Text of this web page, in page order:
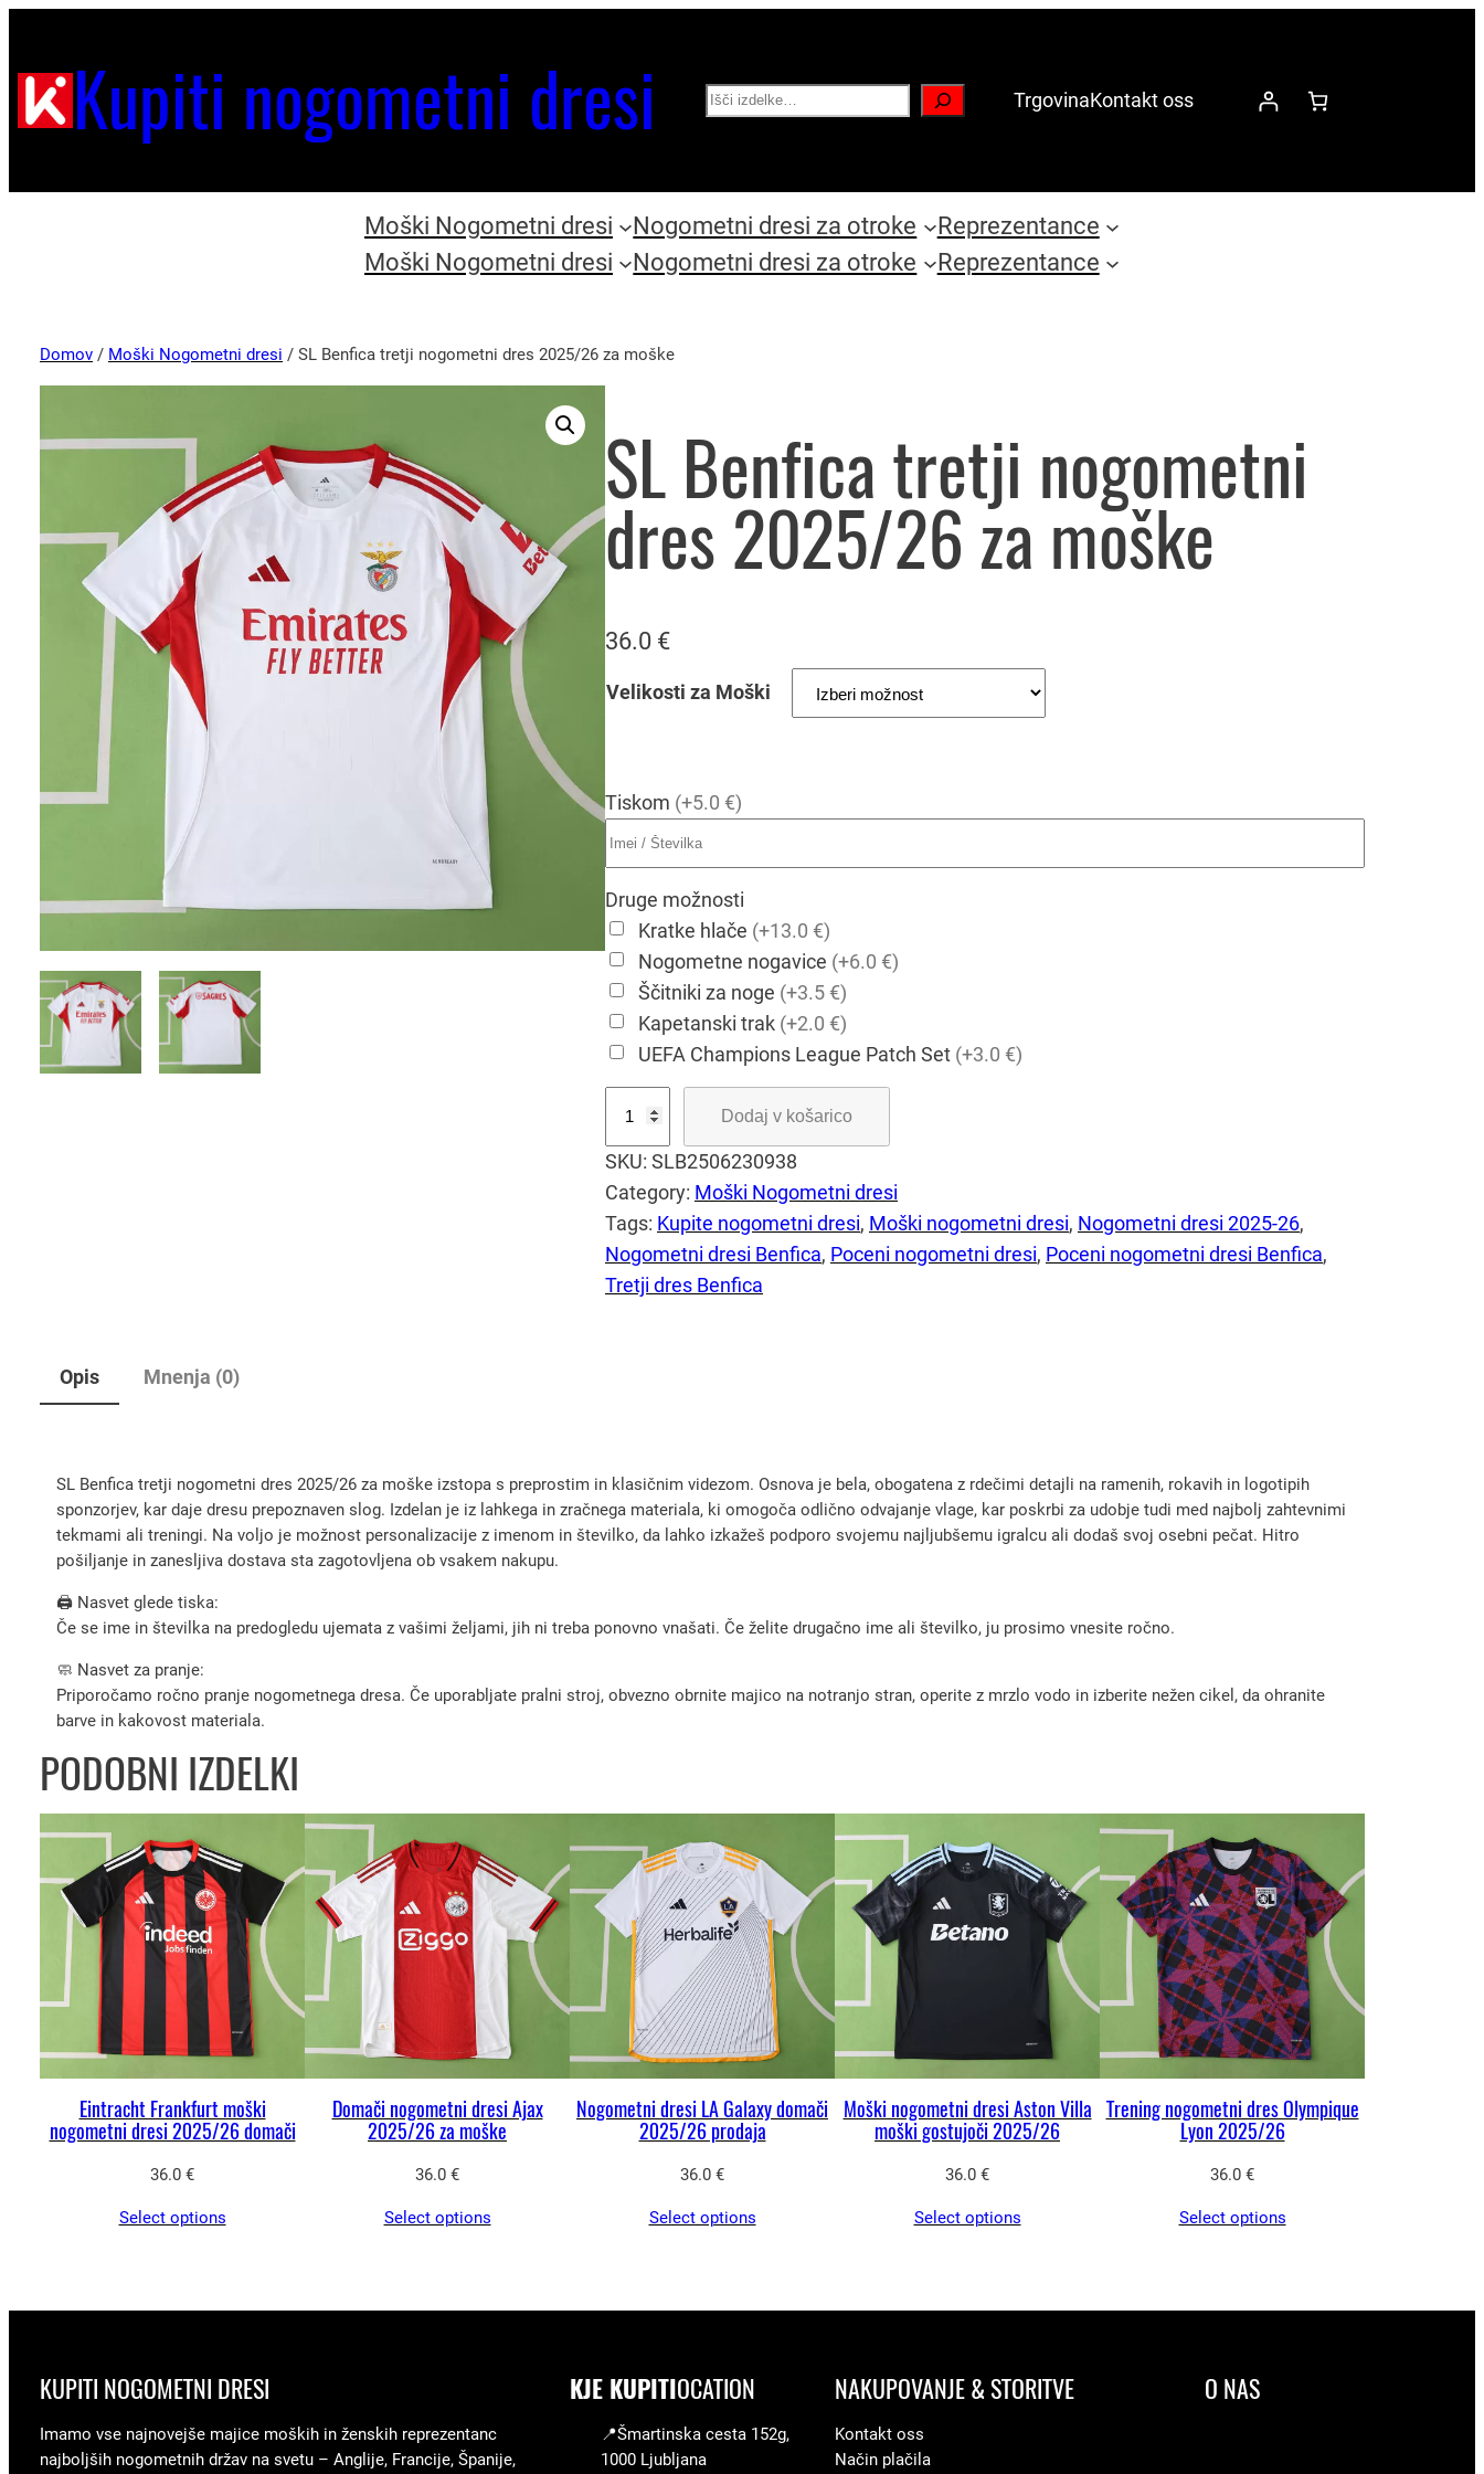
Kupiti nogometni dresi Search TrgovinaKontakt oss
Moški Nogometni dresi Nogometni dresi za otroke
Reprezentance
Moški Nogometni dresi
Nogometni dresi za otroke Reprezentance
Domov / Moški Nogometni dresi / SL Benfica tretji nogometni dres 2025/26 za moške
SL Benfica tretji nogometni
dres 2025/26 za moške
36.0 €
Velikosti za Moški
Tiskom (+5.0 €)
Druge možnosti
Kratke hlače (+13.0 €)
Nogometne nogavice (+6.0 €)
Ščitniki za noge (+3.5 €)
Kapetanski trak (+2.0 €)
UEFA Champions League Patch Set (+3.0 €)
B
e
n
f
i
j
i
g
m
i
d
e
s
2
0
5
2
š
k
o
l
Dodaj v košarico
SKU: SLB2506230938
Category: Moški Nogometni dresi
Tags: Kupite nogometni dresi, Moški nogometni dresi, Nogometni dresi 2025-26
Nogometni dresi Benfica, Poceni nogometni dresi, Poceni nogometni dresi Benfica
Tretji dres Benfica
Opis Mnenja (0)
SL Benfica tretji nogometni dres 2025/26 za moške izstopa s preprostim in klasičnim videzom. Osnova je bela, obogatena z rdečimi detajli na ramenih, rokavih in logotipih
sponzorjev, kar daje dresu prepoznaven slog. Izdelan je iz lahkega in zračnega materiala, ki omogoča odlično odvajanje vlage, kar poskrbi za udobje tudi med najbolj zahtevnimi
tekmami ali treningi. Na voljo je možnost personalizacije z imenom in številko, da lahko izkažeš podporo svojemu najljubšemu igralcu ali dodaš svoj osebni pečat. Hitro
pošiljanje in zanesljiva dostava sta zagotovljena ob vsakem nakupu.
🖨️ Nasvet glede tiska:
Če se ime in številka na predogledu ujemata z vašimi željami, jih ni treba ponovno vnašati. Če želite drugačno ime ali številko, ju prosimo vnesite ročno.
🧼 Nasvet za pranje:
Priporočamo ročno pranje nogometnega dresa. Če uporabljate pralni stroj, obvezno obrnite majico na notranjo stran, operite z mrzlo vodo in izberite nežen cikel, da ohranite
barve in kakovost materiala.
PODOBNI IZDELKI
Eintracht Frankfurt moški
nogometni dresi 2025/26 domači
36.0 €
Select options
Domači nogometni dresi Ajax
2025/26 za moške
36.0 €
Select options
Nogometni dresi LA Galaxy domači
2025/26 prodaja
36.0 €
Select options
Moški nogometni dresi Aston Villa
moški gostujoči 2025/26
36.0 €
Select options
Trening nogometni dres Olympique
Lyon 2025/26
36.0 €
Select options
KUPITI NOGOMETNI DRESI
Imamo vse najnovejše majice moških in ženskih reprezentanc
najboljših nogometnih držav na svetu – Anglije, Francije, Španije,
KJE KUPITIOCATION
📍Šmartinska cesta 152g,
1000 Ljubljana
NAKUPOVANJE & STORITVE
Kontakt oss
Način plačila
O NAS